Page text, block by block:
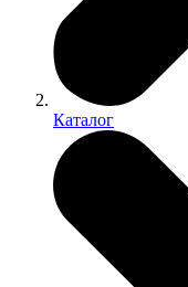
Каталог